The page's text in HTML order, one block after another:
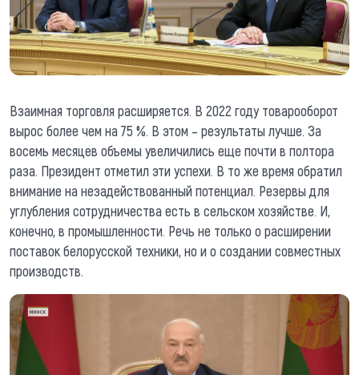
Взаимная торговля расширяется. В 2022 году товарооборот
вырос более чем на 75 %. В этом – результаты лучше. За
восемь месяцев объемы увеличились еще почти в полтора
раза. Президент отметил эти успехи. В то же время обратил
внимание на незадействованный потенциал. Резервы для
углубления сотрудничества есть в сельском хозяйстве. И,
конечно, в промышленности. Речь не только о расширении
поставок белорусской техники, но и о создании совместных
производств.